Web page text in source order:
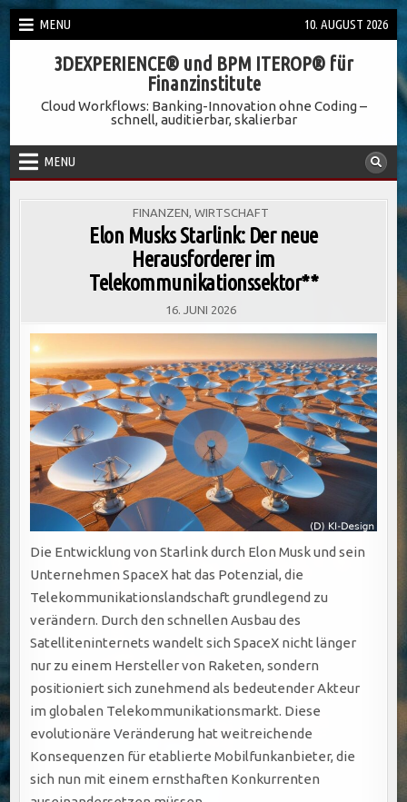
Skip
to
MENU 10. AUGUST 2026
3DEXPERIENCE® und BPM ITEROP® für
Finanzinstitute
Cloud Workflows: Banking-Innovation ohne Coding –
schnell, auditierbar, skalierbar
MENU
POSTED
FINANZEN WIRTSCHAFT
Elon Musks Starlink: Der neue
Herausforderer im
Telekommunikationssektor**
16. JUNI 2026
Die Entwicklung von Starlink durch Elon Musk und sein
Unternehmen SpaceX hat das Potenzial, die
Telekommunikationslandschaft grundlegend zu
verändern. Durch den schnellen Ausbau des
Satelliteninternets wandelt sich SpaceX nicht länger
nur zu einem Hersteller von Raketen, sondern
positioniert sich zunehmend als bedeutender Akteur
im globalen Telekommunikationsmarkt. Diese
evolutionäre Veränderung hat weitreichende
Konsequenzen für etablierte Mobilfunkanbieter, die
sich nun mit einem ernsthaften Konkurrenten